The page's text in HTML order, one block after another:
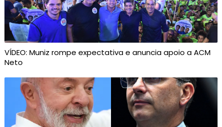
VÍDEO: Muniz rompe expectativa e anuncia apoio a ACM
Neto